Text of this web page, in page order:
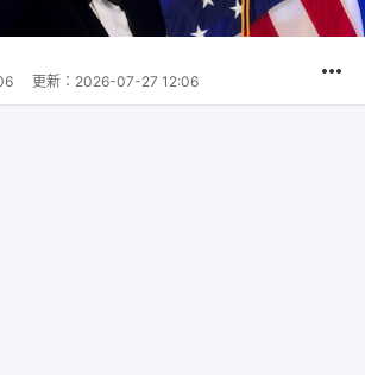
更新： 2026-07-27 12:06